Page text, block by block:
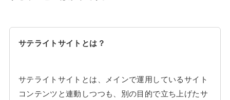
サテライトサイトとは？
サテライトサイトとは、メインで運用しているサイト
コンテンツと連動しつつも、別の目的で立ち上げたサ